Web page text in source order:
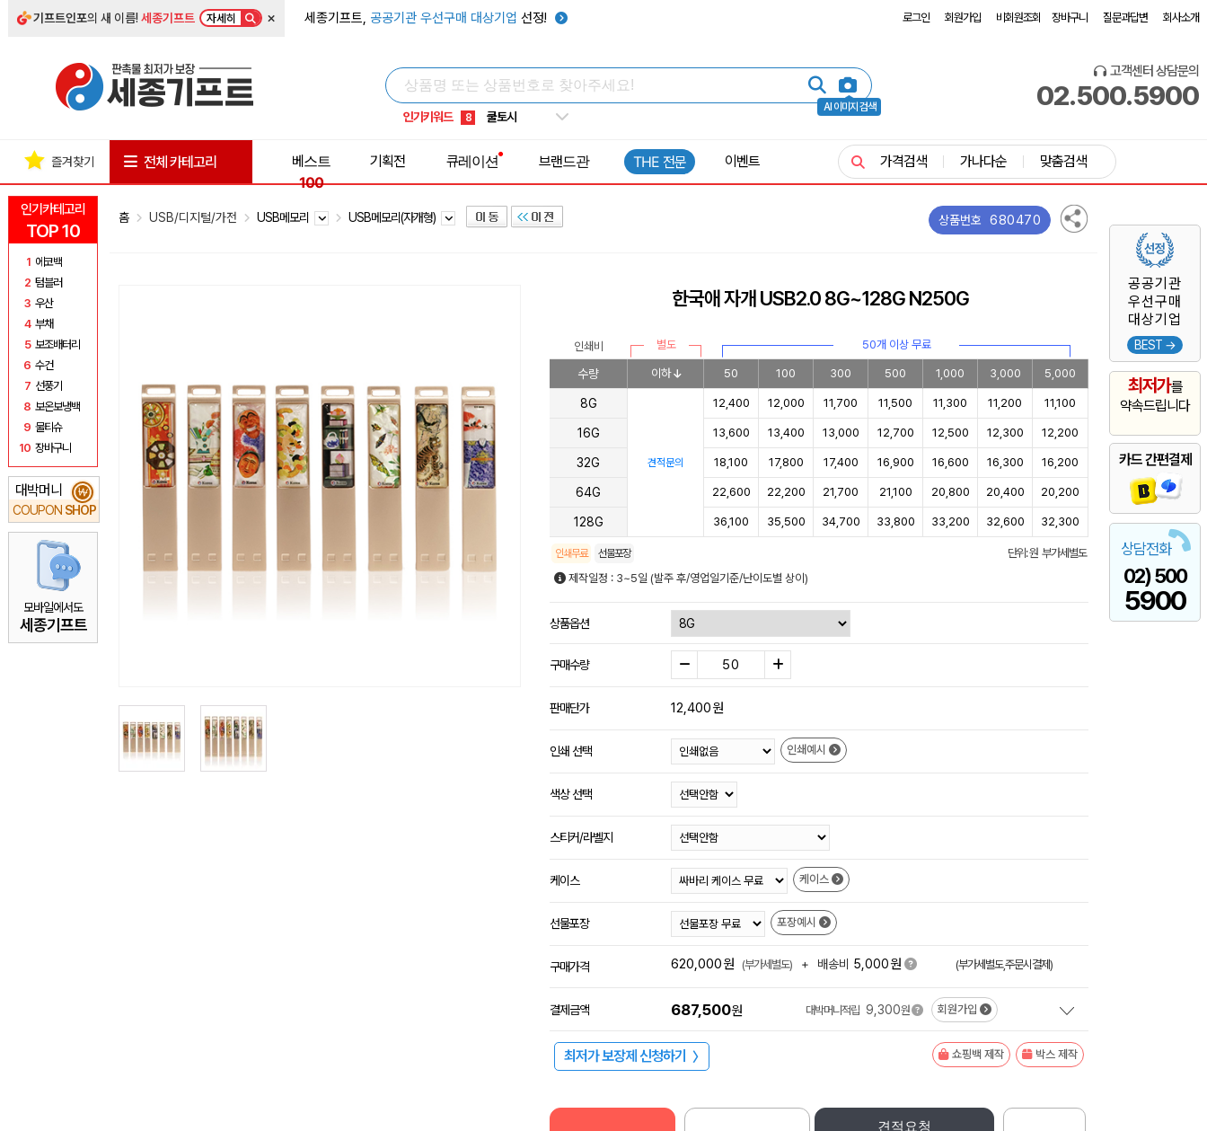
기프트인포의 새 이름!세종기프트 자세히 × 세종기프트, 공공기관 우선구매 대상기업 선정! 로그인 회원가입 비회원조회 장바구니 질문과답변 회사소개
AI 이미지 검색
인기키워드
5 키캡
8 쿨토시
9 넥쿨러
1 선풍기
고객센터 상담문의
02.500.5900
인기카테고리
TOP 10
1 에코백
2 텀블러
3 우산
4 부채
5 보조배터리
6 수건
7 선풍기
8 보온보냉백
9 물티슈
10 장바구니
대박머니
COUPON SHOP
₩
모바일에서도
세종기프트
공공기관
우선구매
대상기업
BEST →
최저가를
약속드립니다
카드 간편결제
상담전화
02) 500
5900
즐겨찾기 전체 카테고리
베스트
100
기획전 큐레이션 브랜드관 THE 전문 이벤트 가격검색 가나다순 맞춤검색
홈 USB/디지털/가전 USB메모리 USB메모리(자개형) 상품번호 680470
한국애 자개 USB2.0 8G~128G N250G
인쇄비 별도 50개 이상 무료
수량 이하 50 100 300 500 1,000 3,000 5,000
8G
견적문의
12,400 12,000 11,700 11,500 11,300 11,200 11,100
16G 13,600 13,400 13,000 12,700 12,500 12,300 12,200
32G 18,100 17,800 17,400 16,900 16,600 16,300 16,200
64G 22,600 22,200 21,700 21,100 20,800 20,400 20,200
128G 36,100 35,500 34,700 33,800 33,200 32,600 32,300
인쇄무료 선물포장
단위: 원 부가세별도
제작일정 : 3~5일 (발주 후/영업일기준/난이도별 상이)
상품옵션
구매수량
판매단가 12,400원
인쇄 선택 인쇄예시
색상 선택
스티커/라벨지
케이스 케이스
선물포장 포장예시
구매가격 620,000원 (부가세별도) + 배송비 5,000원 (부가세별도,주문시결제)
결제금액 687,500원 대박머니적립 9,300원 회원가입
최저가 보장제 신청하기 〉 쇼핑백 제작 박스 제작
견적요청